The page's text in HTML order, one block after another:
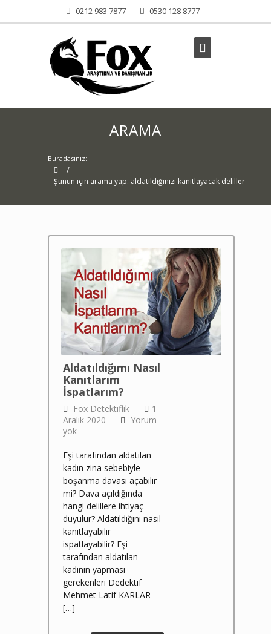
0212 983 7877 0530 128 8777
ARAMA
Buradasınız:
/
Şunun için arama yap: aldatıldığınızı kanıtlayacak deliller
Aldatıldığımı Nasıl
Kanıtlarım
İspatlarım?
Fox Detektiflik
1
Aralık 2020
Yorum
yok
Eşi tarafından aldatılan
kadın zina sebebiyle
boşanma davası açabilir
mi? Dava açıldığında
hangi delillere ihtiyaç
duyulur? Aldatıldığını nasıl
kanıtlayabilir
ispatlayabilir? Eşi
tarafından aldatılan
kadının yapması
gerekenleri Dedektif
Mehmet Latif KARLAR
[…]